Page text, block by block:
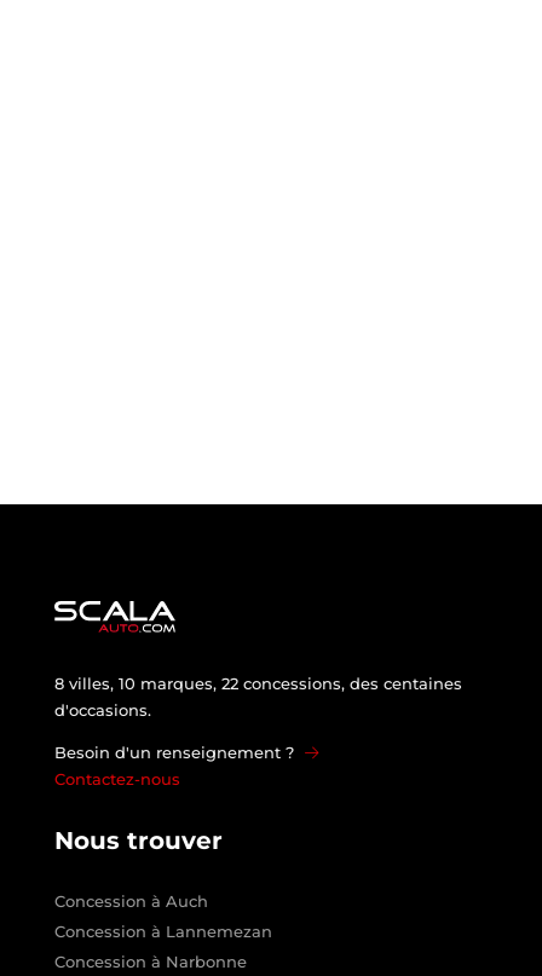
8 villes, 10 marques, 22 concessions, des centaines
d'occasions.
Besoin d'un renseignement ?
Contactez-nous
Nous trouver
Concession à Auch
Concession à Lannemezan
Concession à Narbonne